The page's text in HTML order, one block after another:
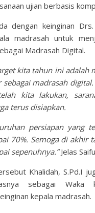
ujian berbasis
dengan keinginan
madrasah untuk
Madrasah Digital.
kita tahun ini adalah
sebagai madrasah
kita lakukan,
terus disiapkan.
persiapan yang
70%. Semoga di akhir
sepenuhnya.”Jelas
Khalidah, S.Pd.I
sebagai Waka
kepala madrasah.